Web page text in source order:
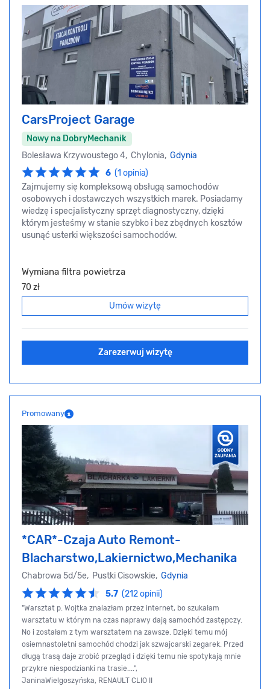
CarsProject Garage
Nowy na DobryMechanik
Bolesława Krzywoustego 4, Chylonia, Gdynia
6 (1 opinia)
Zajmujemy się kompleksową obsługą samochodów
osobowych i dostawczych wszystkich marek. Posiadamy
wiedzę i specjalistyczny sprzęt diagnostyczny, dzięki
którym jesteśmy w stanie szybko i bez zbędnych kosztów
usunąć usterki większości samochodów.
Wymiana filtra powietrza
70 zł
Umów wizytę
Zarezerwuj wizytę
Promowany
*CAR*-Czaja Auto Remont-
Blacharstwo,Lakiernictwo,Mechanika
Chabrowa 5d/5e, Pustki Cisowskie, Gdynia
5.7 (212 opinii)
"Warsztat p. Wojtka znalazłam przez internet, bo szukałam
warsztatu w którym na czas naprawy dają samochód zastępczy.
No i zostałam z tym warsztatem na zawsze. Dzięki temu mój
osiemnastoletni samochód chodzi jak szwajcarski zegarek. Przed
długą trasą daje zrobić przegląd i dzięki temu nie spotykają mnie
przykre niespodzianki na trasie....",
JaninaWielgoszyńska, RENAULT CLIO II